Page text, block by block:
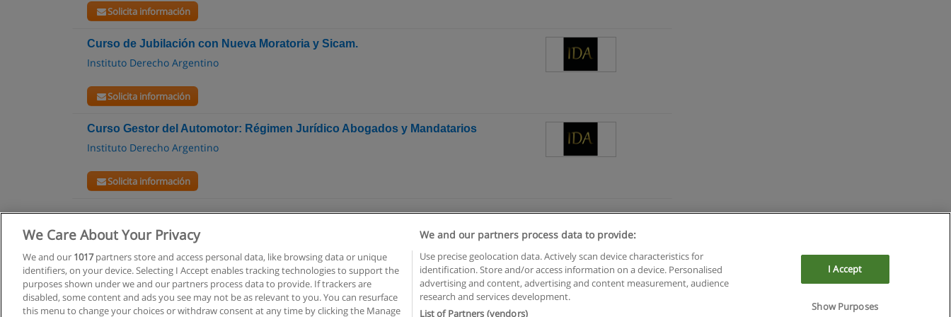
Solicita información
Curso de Jubilación con Nueva Moratoria y Sicam.
Instituto Derecho Argentino
Solicita información
Curso Gestor del Automotor: Régimen Jurídico Abogados y Mandatarios
Instituto Derecho Argentino
Solicita información
Copyright © Educaedu Business S.L. - CIF : B-95610580: - www.educaedu.com.ar
We Care About Your Privacy
We and our 1017partners store and access personal data, like browsing data or unique
identifiers, on your device. Selecting I Accept enables tracking technologies to support the
purposes shown under we and our partners process data to provide. If trackers are
disabled, some content and ads you see may not be as relevant to you. You can resurface
this menu to change your choices or withdraw consent at any time by clicking the Manage
We and our partners process data to provide:
Use precise geolocation data. Actively scan device characteristics for
identification. Store and/or access information on a device. Personalised
advertising and content, advertising and content measurement, audience
research and services development.
List of Partners (vendors)
I Accept
Show Purposes